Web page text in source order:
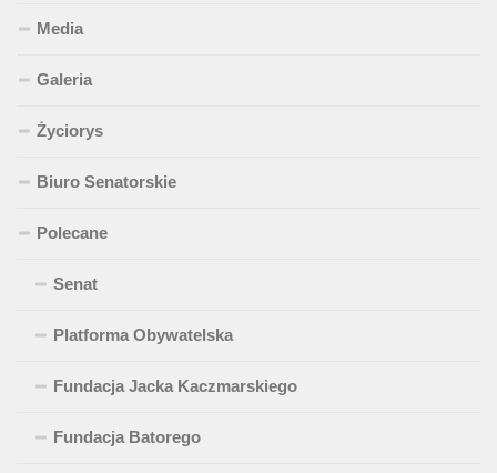
Media
Galeria
Życiorys
Biuro Senatorskie
Polecane
Senat
Platforma Obywatelska
Fundacja Jacka Kaczmarskiego
Fundacja Batorego